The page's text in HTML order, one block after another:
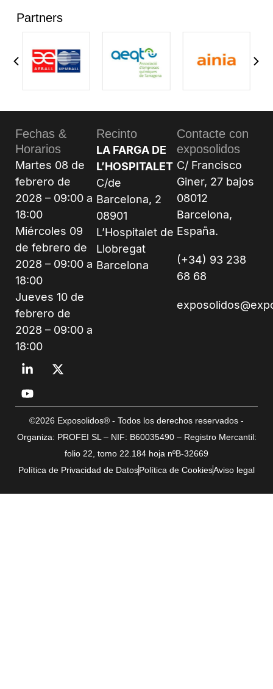
Partners
Fechas &
Horarios
Martes 08 de
febrero de
2028 – 09:00 a
18:00
Miércoles 09
de febrero de
2028 – 09:00 a
18:00
Jueves 10 de
febrero de
2028 – 09:00 a
18:00
Recinto
LA FARGA DE
L’HOSPITALET
C/de
Barcelona, 2
08901
L’Hospitalet de
Llobregat
Barcelona
Contacte con
exposolidos
C/ Francisco
Giner, 27 bajos
08012
Barcelona,
España.
(+34) 93 238
68 68
©2026 Exposolidos® - Todos los derechos reservados -
Organiza: PROFEI SL – NIF: B60035490 – Registro Mercantil:
folio 22, tomo 22.184 hoja nºB-32669
Política de Privacidad de DatosPolítica de CookiesAviso legal